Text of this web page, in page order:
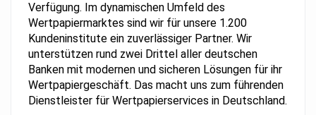
Verfügung. Im dynamischen Umfeld des
Wertpapiermarktes sind wir für unsere 1.200
Kundeninstitute ein zuverlässiger Partner. Wir
unterstützen rund zwei Drittel aller deutschen
Banken mit modernen und sicheren Lösungen für ihr
Wertpapiergeschäft. Das macht uns zum führenden
Dienstleister für Wertpapierservices in Deutschland.